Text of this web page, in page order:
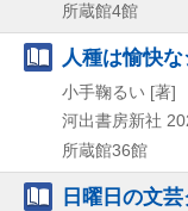
所蔵館4館
人種は愉快
小手鞠るい [著]
河出書房新社
所蔵館36館
日曜日の文